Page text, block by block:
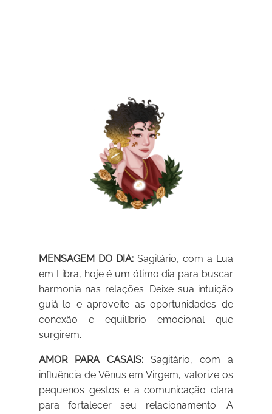
MENSAGEM DO DIA: Sagitário, com a Lua
em Libra, hoje é um ótimo dia para buscar
harmonia nas relações. Deixe sua intuição
guiá-lo e aproveite as oportunidades de
conexão e equilíbrio emocional que
surgirem.
AMOR PARA CASAIS: Sagitário, com a
influência de Vênus em Virgem, valorize os
pequenos gestos e a comunicação clara
para fortalecer seu relacionamento. A